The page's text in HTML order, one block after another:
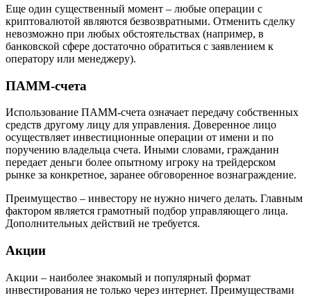
Еще один существенный момент – любые операции с
криптовалютой являются безвозвратными. Отменить сделку
невозможно при любых обстоятельствах (например, в
банковской сфере достаточно обратиться с заявлением к
оператору или менеджеру).
ПАММ-счета
Использование ПАММ-счета означает передачу собственных
средств другому лицу для управления. Доверенное лицо
осуществляет инвестиционные операции от имени и по
поручению владельца счета. Иными словами, гражданин
передает деньги более опытному игроку на трейдерском
рынке за конкретное, заранее обговоренное вознаграждение.
Преимущество – инвестору не нужно ничего делать. Главным
фактором является грамотный подбор управляющего лица.
Дополнительных действий не требуется.
Акции
Акции – наиболее знакомый и популярный формат
инвестирования не только через интернет. Преимуществами